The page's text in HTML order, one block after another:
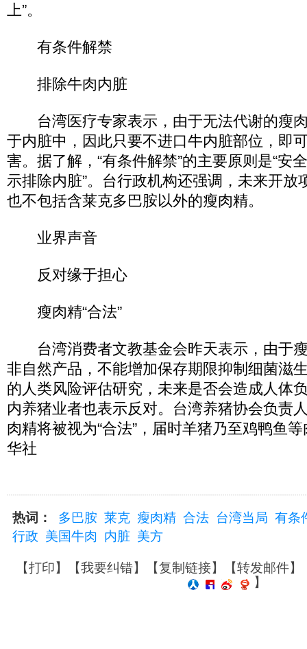
上”。
有条件解禁
排除牛肉内脏
台湾医疗专家表示，由于无法代谢的瘦
于内脏中，因此只要不进口牛内脏部位，即
害。据了解，“有条件解禁”的主要原则是“安
示排除内脏”。台行政机构还强调，未来开放
也不包括含莱克多巴胺以外的瘦肉精。
业界声音
反对缘于担心
瘦肉精“合法”
台湾消费者文教基金会昨天表示，由于
非自然产品，不能增加保存期限抑制细菌滋
的人类风险评估研究，未来是否会造成人体
内养猪业者也表示反对。台湾养猪协会负责
肉精将被视为“合法”，届时羊猪乃至鸡鸭鱼
华社
热词： 多巴胺 莱克 瘦肉精 合法 台湾当局 有条
行政 美国牛肉 内脏 美方
【打印】【我要纠错】【复制链接】【转发邮件】
】